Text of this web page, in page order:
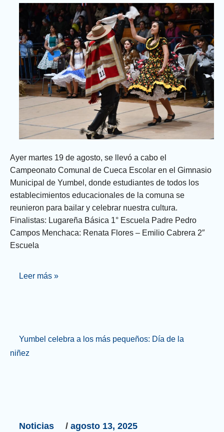
Ayer martes 19 de agosto, se llevó a cabo el
Campeonato Comunal de Cueca Escolar en el Gimnasio
Municipal de Yumbel, donde estudiantes de todos los
establecimientos educacionales de la comuna se
reunieron para bailar y celebrar nuestra cultura.
Finalistas: Lugareña Básica 1° Escuela Padre Pedro
Campos Menchaca: Renata Flores – Emilio Cabrera 2″
Escuela
Leer más »
Yumbel celebra a los más pequeños: Día de la
niñez
Noticias / agosto 13, 2025
Yumbel
celebra
de